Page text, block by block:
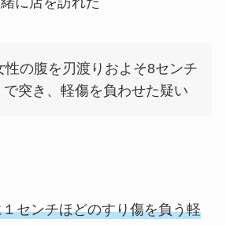
性の腹を刃渡りおよそ8センチ
で突き、軽傷を負わせた疑い
センチほどのすり傷を負う軽